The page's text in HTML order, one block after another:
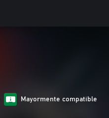
Mayormente compatible